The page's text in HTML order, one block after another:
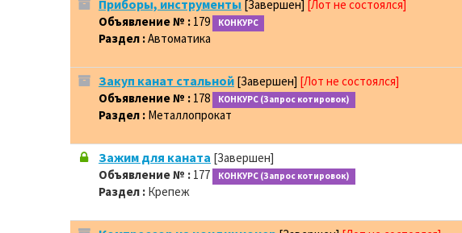
Приборы, инструменты [Завершен] [Лот не состоялся]
Объявление № : 179 КОНКУРС
Раздел :Автоматика
Закуп канат стальной [Завершен] [Лот не состоялся]
Объявление № : 178 КОНКУРС (Запрос котировок)
Раздел : Металлопрокат
Зажим для каната [Завершен]
Объявление № : 177 КОНКУРС (Запрос котировок)
Раздел : Крепеж